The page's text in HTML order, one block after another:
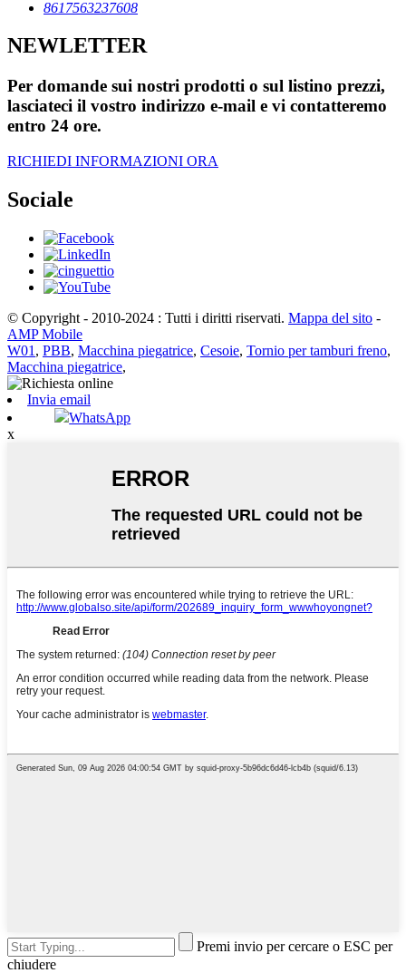
8617563237608
NEWLETTER
Per domande sui nostri prodotti o sul listino prezzi,
lasciateci il vostro indirizzo e-mail e vi contatteremo
entro 24 ore.
RICHIEDI INFORMAZIONI ORA
Sociale
© Copyright - 2010-2024 : Tutti i diritti riservati. Mappa del sito -
AMP Mobile
W01 , PBB, Macchina piegatrice, Cesoie, Tornio per tamburi freno,
Macchina piegatrice,
Invia email
WhatsApp
x
Premi invio per cercare o ESC per
chiudere